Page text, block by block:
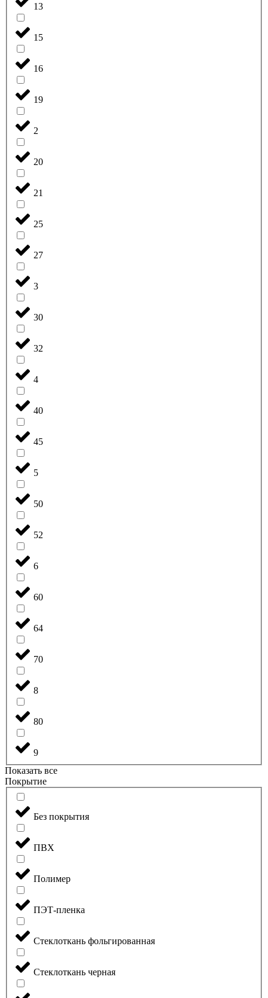
13
15
16
19
2
20
21
25
27
3
30
32
4
40
45
5
50
52
6
60
64
70
8
80
9
Показать все
Покрытие
Без покрытия
ПВХ
Полимер
ПЭТ-пленка
Стеклоткань фольгированная
Стеклоткань черная